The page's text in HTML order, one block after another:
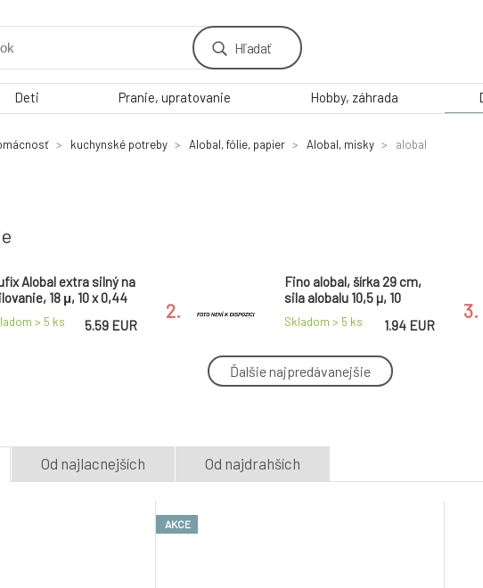
Hľadať
Deti Pranie, upratovanie Hobby, záhrada
kuchynské potreby Alobal, fólie, papier Alobal, misky alobal
Alobal extra silný na
18 μ, 10 x 0,44
kus
> 5 ks 5.59 EUR
2.
Fino alobal, šírka 29 cm,
sila alobalu 10,5 µ, 10
metrov
Skladom > 5 ks 1.94 EUR
3.
viGO alobal 9µ, šírka 29
extra silný alobal
Ďalšie najpredávanejšie
Od najlacnejších Od najdrahších
AKCE